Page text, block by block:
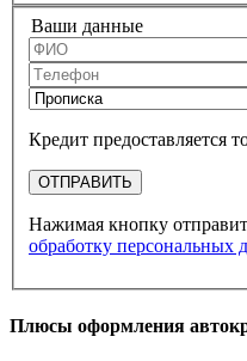
Ваши данные
Кредит предоставляется
ОТПРАВИТЬ
Нажимая кнопку
обработку персональных
Плюсы оформления